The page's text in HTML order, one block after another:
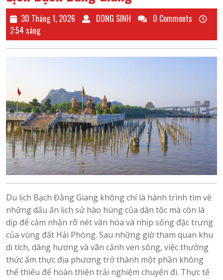
30 Tháng 1, 2026
30
1,
2026
DONG SINH
DONG 0 Comments
2:54 sáng
Du lịch Bạch Đằng Giang không chỉ là hành trình tìm về
những dấu ấn lịch sử hào hùng của dân tộc mà còn là
dịp để cảm nhận rõ nét văn hóa và nhịp sống đặc trưng
của vùng đất Hải Phòng. Sau những giờ tham quan khu
di tích, dâng hương và vãn cảnh ven sông, việc thưởng
thức ẩm thực địa phương trở thành một phần không
thể thiếu để hoàn thiện trải nghiệm chuyến đi. Thực tế